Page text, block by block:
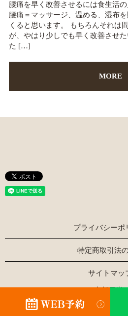
腰痛を早く改善させるには食生活
腰痛＝マッサージ、温める、湿布
くると思います。 もちろんそれは
が、やはり少しでも早く改善させ
た […]
MORE
プライバシーポ
特定商取引法
サイトマッ
【掲載の記事・写真・イラストな